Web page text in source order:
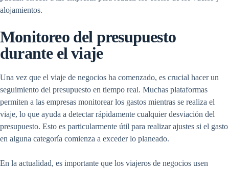
alojamientos.
Monitoreo del presupuesto
durante el viaje
Una vez que el viaje de negocios ha comenzado, es crucial hacer un
seguimiento del presupuesto en tiempo real. Muchas plataformas
permiten a las empresas monitorear los gastos mientras se realiza el
viaje, lo que ayuda a detectar rápidamente cualquier desviación del
presupuesto. Esto es particularmente útil para realizar ajustes si el gasto
en alguna categoría comienza a exceder lo planeado.
En la actualidad, es importante que los viajeros de negocios usen